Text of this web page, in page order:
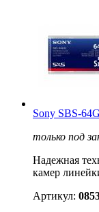
Sony SBS-
только под
Надежная
камер
Артикул: